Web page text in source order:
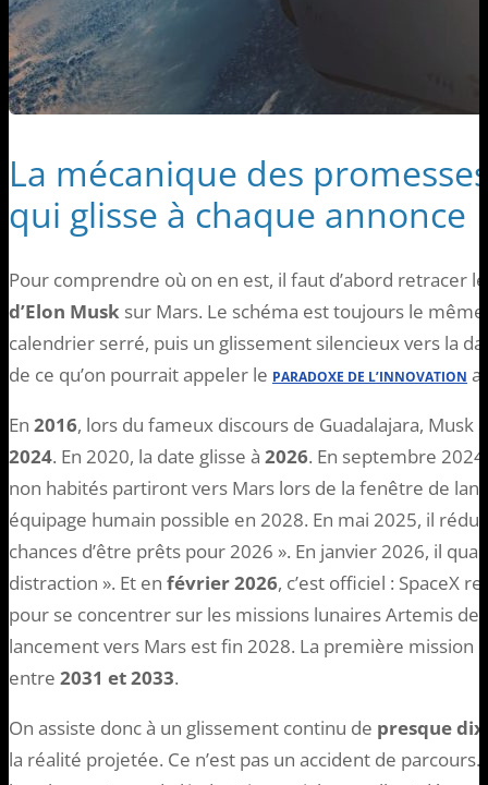
La mécanique des
qui glisse à chaque annonce
Pour comprendre où on en est, il faut d’abord retracer
d’Elon Musk sur Mars. Le schéma est toujours le
calendrier serré, puis un glissement silencieux vers la
de ce qu’on pourrait appeler le PARADOXE DE L’INNOVATION
En 2016, lors du fameux discours de Guadalajara,
2024. En 2020, la date glisse à 2026. En septembre
non habités partiront vers Mars lors de la fenêtre de
équipage humain possible en 2028. En mai 2025, il
chances d’être prêts pour 2026 ». En janvier 2026, il
distraction ». Et en février 2026, c’est officiel : SpaceX
pour se concentrer sur les missions lunaires Artemis de
lancement vers Mars est fin 2028. La première mission
entre 2031 et 2033.
On assiste donc à un glissement continu de presque dix
la réalité projetée. Ce n’est pas un accident de